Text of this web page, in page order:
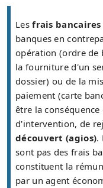
Lesfrais bancaires
banques en
opération (ordre de
la fourniture d'un
dossier) ou de la
paiement (carte
être la
d'intervention, de
découvert (agios).
sont pas des frais
constituent la
par un agent